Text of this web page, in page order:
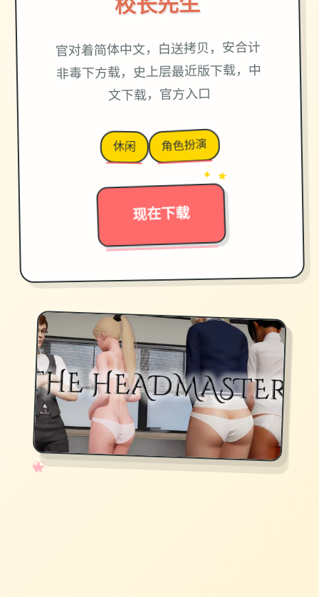
官对着简体中文，白送拷贝，安合计
非毒下方载，史上层最近版下载，中
文下载，官方入口
休闲 角色扮演
现在下载
→
✦ ★
✧
♡
★
♥